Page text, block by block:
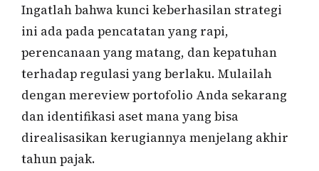
Ingatlah bahwa kunci keberhasilan strategi
ini ada pada pencatatan yang rapi,
perencanaan yang matang, dan kepatuhan
terhadap regulasi yang berlaku. Mulailah
dengan mereview portofolio Anda sekarang
dan identifikasi aset mana yang bisa
direalisasikan kerugiannya menjelang akhir
tahun pajak.